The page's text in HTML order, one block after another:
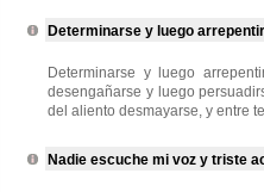
Determinarse y luego
Determinarse y luego
desengañarse y luego
del aliento desmayarse, y entre
Nadie escuche mi voz y triste